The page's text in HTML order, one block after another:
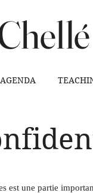
AGENDA
est une partie